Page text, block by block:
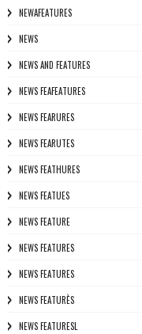
NEWAFEATURES
NEWS
NEWS AND FEATURES
NEWS FEAFEATURES
NEWS FEARURES
NEWS FEARUTES
NEWS FEATHURES
NEWS FEATUES
NEWS FEATURE
NEWS FEATURES
NEWS FEATURES
NEWS FEATURÈS
NEWS FEATURESL